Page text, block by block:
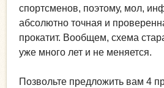
спортсменов, поэтому, мол,
абсолютно точная и
прокатит. Вообщем, схема
уже много лет и не меняется.
Позвольте предложить вам 4